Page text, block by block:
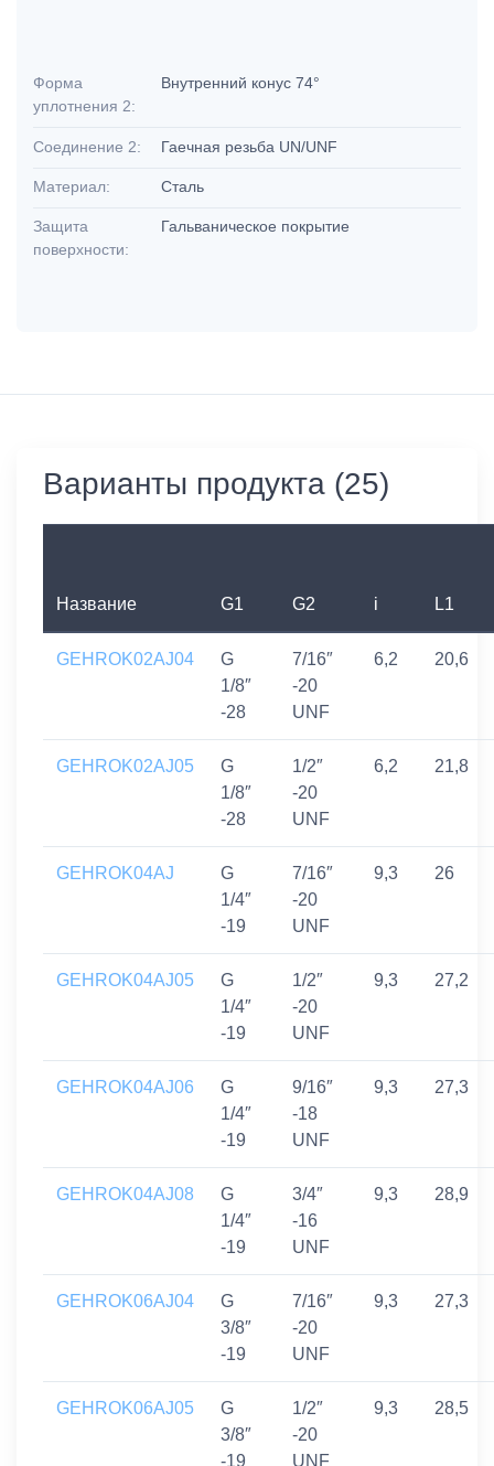
Форма
уплотнения 2:
Внутренний конус 74°
Соединение 2: Гаечная резьба UN/UNF
Материал: Сталь
Защита
поверхности:
Гальваническое покрытие
Варианты продукта (25)
Название G1 G2 i L1
GEHROK02AJ04
G
1/8″
-28
7/16″
-20
UNF
6,2 20,6
GEHROK02AJ05
G
1/8″
-28
1/2″
-20
UNF
6,2 21,8
GEHROK04AJ
G
1/4″
-19
7/16″
-20
UNF
9,3 26
GEHROK04AJ05
G
1/4″
-19
1/2″
-20
UNF
9,3 27,2
GEHROK04AJ06
G
1/4″
-19
9/16″
-18
UNF
9,3 27,3
GEHROK04AJ08
G
1/4″
-19
3/4″
-16
UNF
9,3 28,9
GEHROK06AJ04
G
3/8″
-19
7/16″
-20
UNF
9,3 27,3
GEHROK06AJ05
G
3/8″
-19
1/2″
-20
UNF
9,3 28,5